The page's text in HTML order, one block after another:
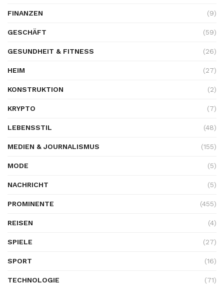
FINANZEN (9)
GESCHÄFT (59)
GESUNDHEIT & FITNESS (26)
HEIM (27)
KONSTRUKTION (2)
KRYPTO (7)
LEBENSSTIL (48)
MEDIEN & JOURNALISMUS (155)
MODE (5)
NACHRICHT (5)
PROMINENTE (455)
REISEN (4)
SPIELE (27)
SPORT (16)
TECHNOLOGIE (71)